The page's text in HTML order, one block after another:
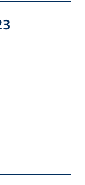
2.60 MB